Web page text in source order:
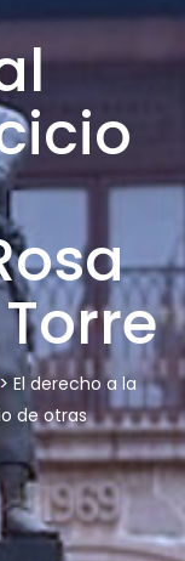
El derecho a la
de otras